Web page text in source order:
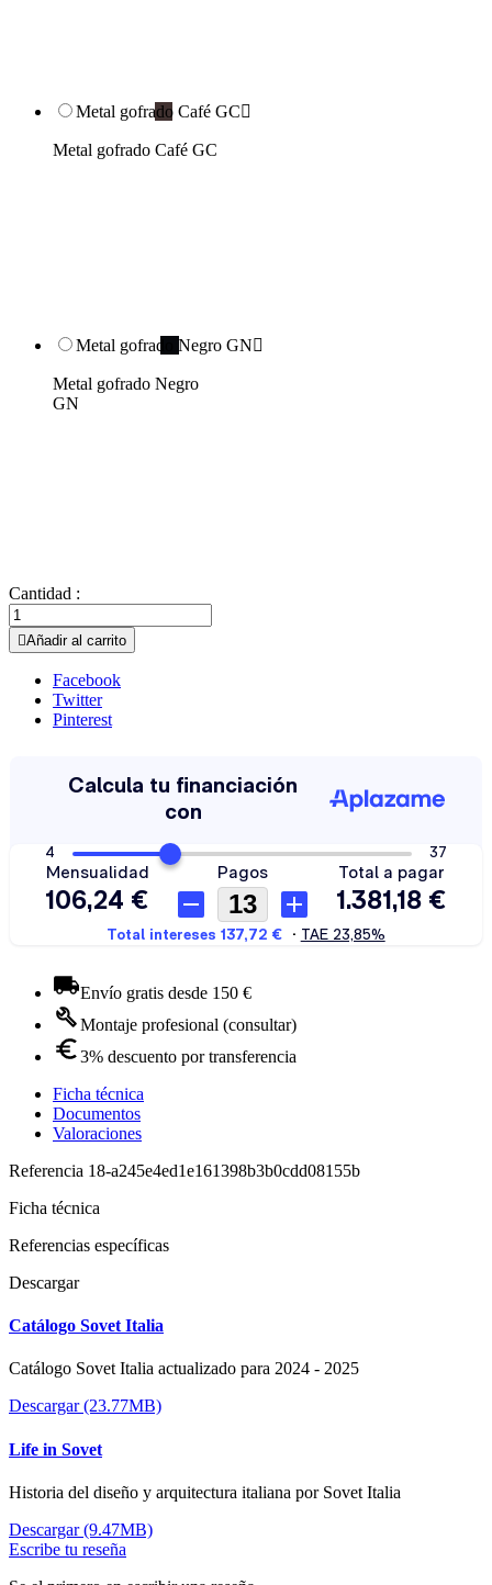
Metal gofrado Café GC
Metal gofrado Café GC
Metal gofrado Negro GN
Metal gofrado Negro
GN
Cantidad :
Añadir al carrito
Facebook
Twitter
Pinterest
Envío gratis desde 150 €
Montaje profesional (consultar)
3% descuento por transferencia
Ficha técnica
Documentos
Valoraciones
Referencia 18-a245e4ed1e161398b3b0cdd08155b
Ficha técnica
Referencias específicas
Descargar
Catálogo Sovet Italia
Catálogo Sovet Italia actualizado para 2024 - 2025
Descargar (23.77MB)
Life in Sovet
Historia del diseño y arquitectura italiana por Sovet Italia
Descargar (9.47MB)
Escribe tu reseña